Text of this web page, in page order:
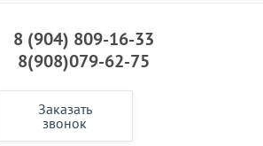
8 (904) 809-16-33
8(908)079-62-75
Заказать
звонок